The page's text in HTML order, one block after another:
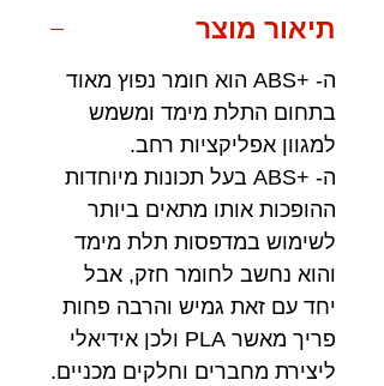
תיאור מוצר
ה- +ABS הוא חומר נפוץ מאוד
בתחום התלת מימד ומשמש
למגוון אפליקציות רחב.
ה- +ABS בעל תכונות מיוחדות
ההופכות אותו מתאים ביותר
לשימוש במדפסות תלת מימד
והוא נחשב לחומר חזק, אבל
יחד עם זאת גמיש והרבה פחות
פריך מאשר PLA ולכן אידיאלי
ליצירת מחברים וחלקים מכניים.